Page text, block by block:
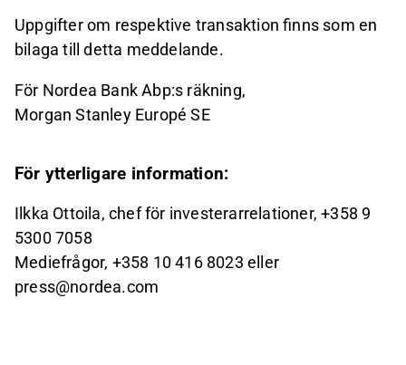
Uppgifter om respektive transaktion finns som en
bilaga till detta meddelande.
För Nordea Bank Abp:s räkning,
Morgan Stanley Europé SE
För ytterligare information:
Ilkka Ottoila, chef för investerarrelationer, +358 9
5300 7058
Mediefrågor, +358 10 416 8023 eller
press@nordea.com